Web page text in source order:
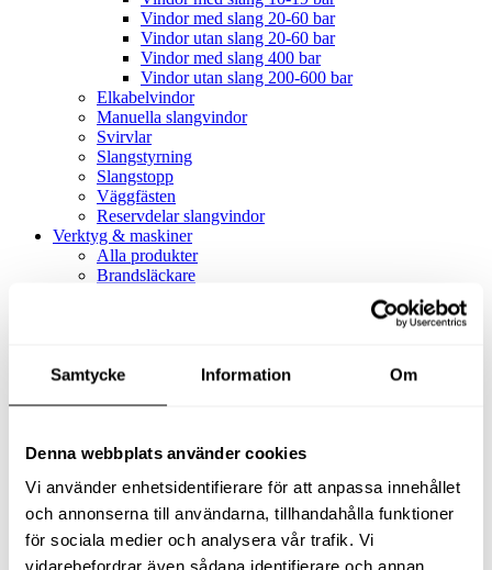
Samtycke Information Om
Denna webbplats använder cookies
Vi använder enhetsidentifierare för att anpassa innehållet
och annonserna till användarna, tillhandahålla funktioner
för sociala medier och analysera vår trafik. Vi
vidarebefordrar även sådana identifierare och annan
Vindor med slang 20-60 bar
Vindor utan slang 20-60 bar
Vindor med slang 400 bar
Vindor utan slang 200-600 bar
Elkabelvindor
Manuella slangvindor
Svirvlar
Slangstyrning
Slangstopp
Väggfästen
Reservdelar slangvindor
Verktyg & maskiner
Alla produkter
Brandsläckare
Alla produkter
Slangfäste
Textil- & Våtdammsugare
Tillbehör Textil- & våtdammsugare
Adaptrar
Dammsugare